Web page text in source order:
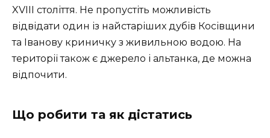
XVIII століття. Не пропустіть можливість
відвідати один із найстаріших дубів Косівщини
та Іванову криничку з живильною водою. На
території також є джерело і альтанка, де можна
відпочити.
Що робити та як дістатись